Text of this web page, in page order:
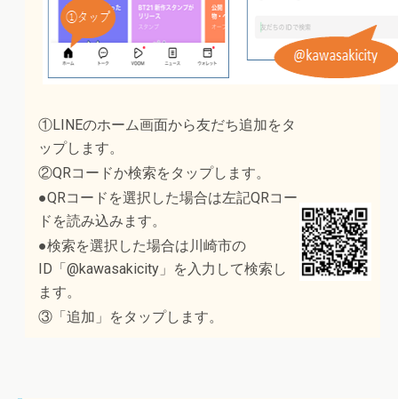
①LINEのホーム画面から友だち追加をタ
ップします。
②QRコードか検索をタップします。
●QRコードを選択した場合は左記QRコー
ドを読み込みます。
●検索を選択した場合は川崎市の
ID「@kawasakicity」を入力して検索し
ます。
③「追加」をタップします。